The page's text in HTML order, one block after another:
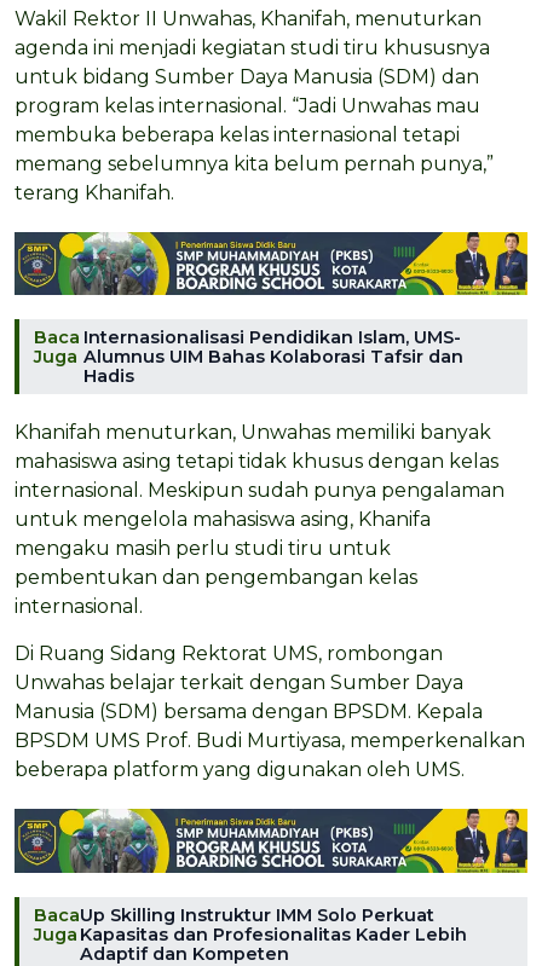
Wakil Rektor II Unwahas, Khanifah, menuturkan
agenda ini menjadi kegiatan studi tiru khususnya
untuk bidang Sumber Daya Manusia (SDM) dan
program kelas internasional. “Jadi Unwahas mau
membuka beberapa kelas internasional tetapi
memang sebelumnya kita belum pernah punya,”
terang Khanifah.
Baca
Juga
Internasionalisasi Pendidikan Islam, UMS-
Alumnus UIM Bahas Kolaborasi Tafsir dan
Hadis
Khanifah menuturkan, Unwahas memiliki banyak
mahasiswa asing tetapi tidak khusus dengan kelas
internasional. Meskipun sudah punya pengalaman
untuk mengelola mahasiswa asing, Khanifa
mengaku masih perlu studi tiru untuk
pembentukan dan pengembangan kelas
internasional.
Di Ruang Sidang Rektorat UMS, rombongan
Unwahas belajar terkait dengan Sumber Daya
Manusia (SDM) bersama dengan BPSDM. Kepala
BPSDM UMS Prof. Budi Murtiyasa, memperkenalkan
beberapa platform yang digunakan oleh UMS.
Baca
Juga
Up Skilling Instruktur IMM Solo Perkuat
Kapasitas dan Profesionalitas Kader Lebih
Adaptif dan Kompeten